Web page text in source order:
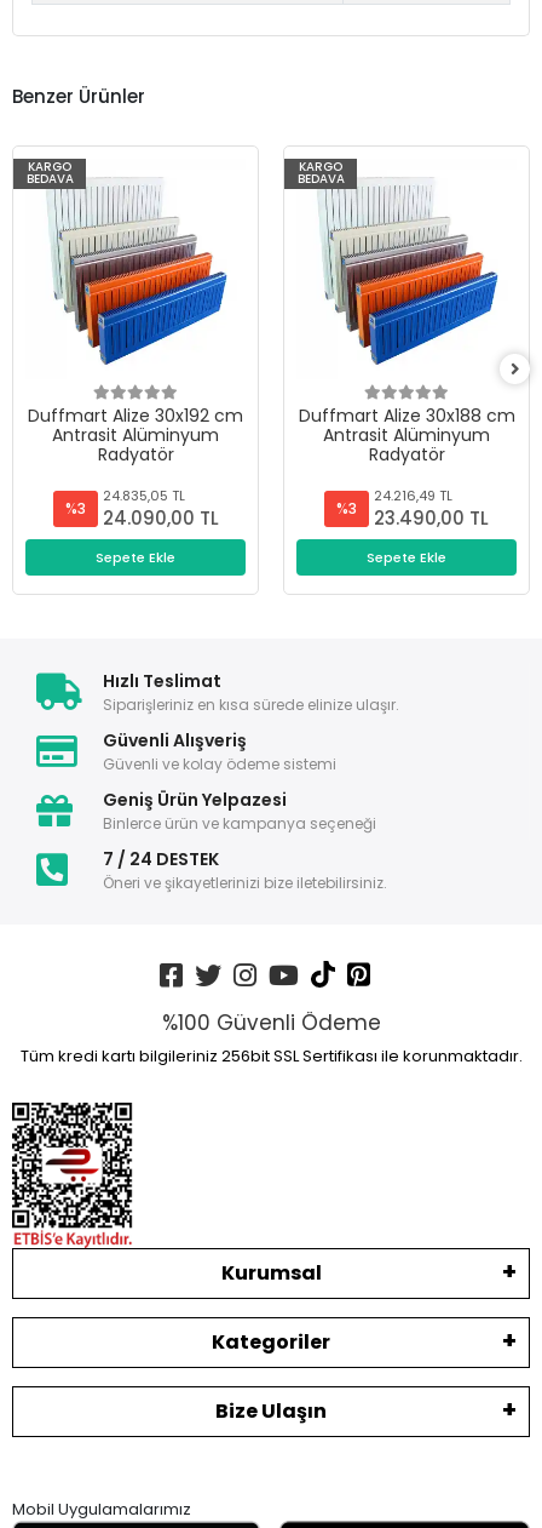
Benzer Ürünler
KARGO
BEDAVA
Duffmart Alize 30x192 cm
Antrasit Alüminyum
Radyatör
%3
24.835,05 TL
24.090,00 TL
Sepete Ekle
KARGO
BEDAVA
Duffmart Alize 30x188 cm
Antrasit Alüminyum
Radyatör
%3
24.216,49 TL
23.490,00 TL
Sepete Ekle
Hızlı Teslimat
Siparişleriniz en kısa sürede elinize ulaşır.
Güvenli Alışveriş
Güvenli ve kolay ödeme sistemi
Geniş Ürün Yelpazesi
Binlerce ürün ve kampanya seçeneği
7 / 24 DESTEK
Öneri ve şikayetlerinizi bize iletebilirsiniz.
%100 Güvenli Ödeme
Tüm kredi kartı bilgileriniz 256bit SSL Sertifikası ile korunmaktadır.
Kurumsal
Kategoriler
Bize Ulaşın
Mobil Uygulamalarımız